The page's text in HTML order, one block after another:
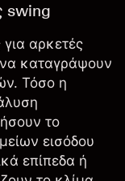
swing
για αρκετές
καταγράψουν
Τόσο η
το
εισόδου
επίπεδα ή